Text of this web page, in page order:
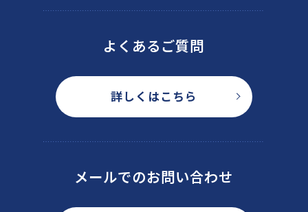
よくあるご質問
詳しくはこちら
メールでのお問い合わせ